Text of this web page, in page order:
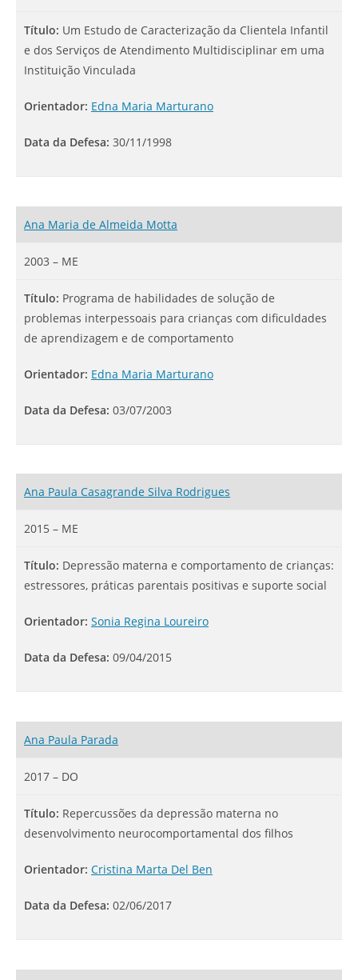
Título: Um Estudo de Caracterização da Clientela Infantil
e dos Serviços de Atendimento Multidisciplinar em uma
Instituição Vinculada
Orientador: Edna Maria Marturano
Data da Defesa: 30/11/1998
Ana Maria de Almeida Motta
2003 – ME
Título: Programa de habilidades de solução de
problemas interpessoais para crianças com dificuldades
de aprendizagem e de comportamento
Orientador: Edna Maria Marturano
Data da Defesa: 03/07/2003
Ana Paula Casagrande Silva Rodrigues
2015 – ME
Título: Depressão materna e comportamento de crianças:
estressores, práticas parentais positivas e suporte social
Orientador: Sonia Regina Loureiro
Data da Defesa: 09/04/2015
Ana Paula Parada
2017 – DO
Título: Repercussões da depressão materna no
desenvolvimento neurocomportamental dos filhos
Orientador: Cristina Marta Del Ben
Data da Defesa: 02/06/2017